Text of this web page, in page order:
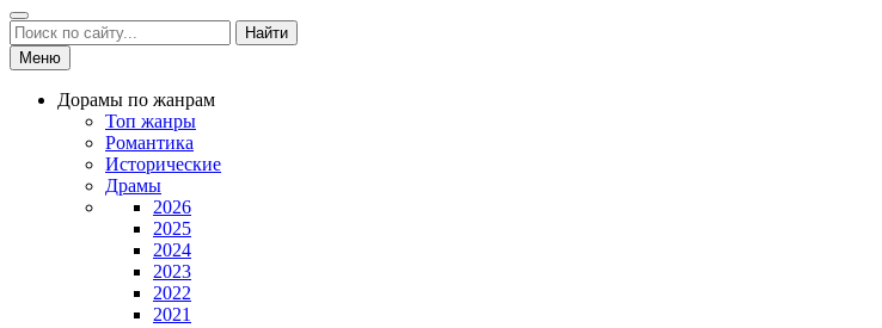
Найти
Меню
Дорамы по жанрам
Топ жанры
Романтика
Исторические
Драмы
2026
2025
2024
2023
2022
2021